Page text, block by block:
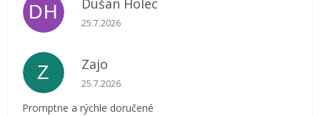
DH Dušan Holec
Hodnotenie obchodu je 5 z 5 hviezdičiek.
25.7.2026
Z Zajo
Hodnotenie obchodu je 5 z 5 hviezdičiek.
25.7.2026
Promptne a rýchle doručené